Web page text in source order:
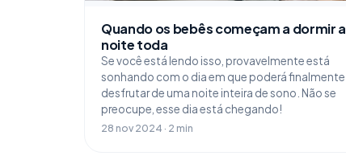
Quando os bebês começam a dormir a
noite toda
Se você está lendo isso, provavelmente está
sonhando com o dia em que poderá finalmente
desfrutar de uma noite inteira de sono. Não se
preocupe, esse dia está chegando!
28 nov 2024 · 2 min